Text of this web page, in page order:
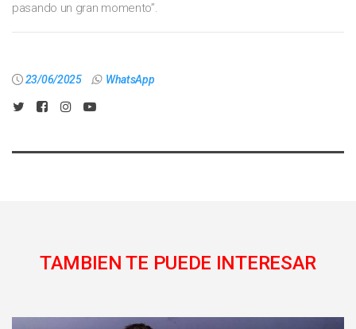
pasando un gran momento”.
23/06/2025 WhatsApp
TAMBIEN TE PUEDE INTERESAR